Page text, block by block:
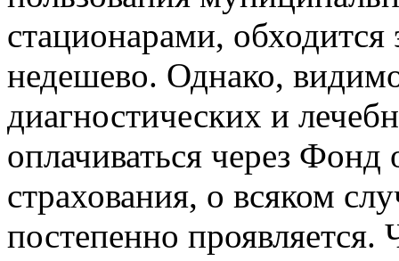
стационарами, обходится
недешево. Однако,
диагностических и
оплачиваться через Фонд
страхования, о всяком
постепенно